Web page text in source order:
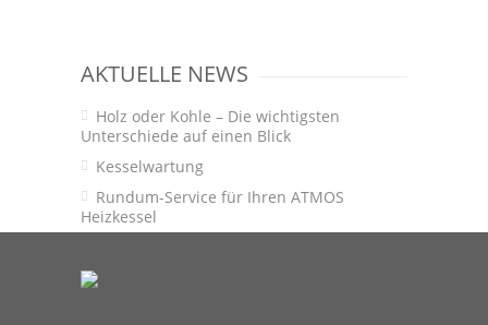
AKTUELLE NEWS
Holz oder Kohle – Die wichtigsten
Unterschiede auf einen Blick
Kesselwartung
Rundum-Service für Ihren ATMOS
Heizkessel